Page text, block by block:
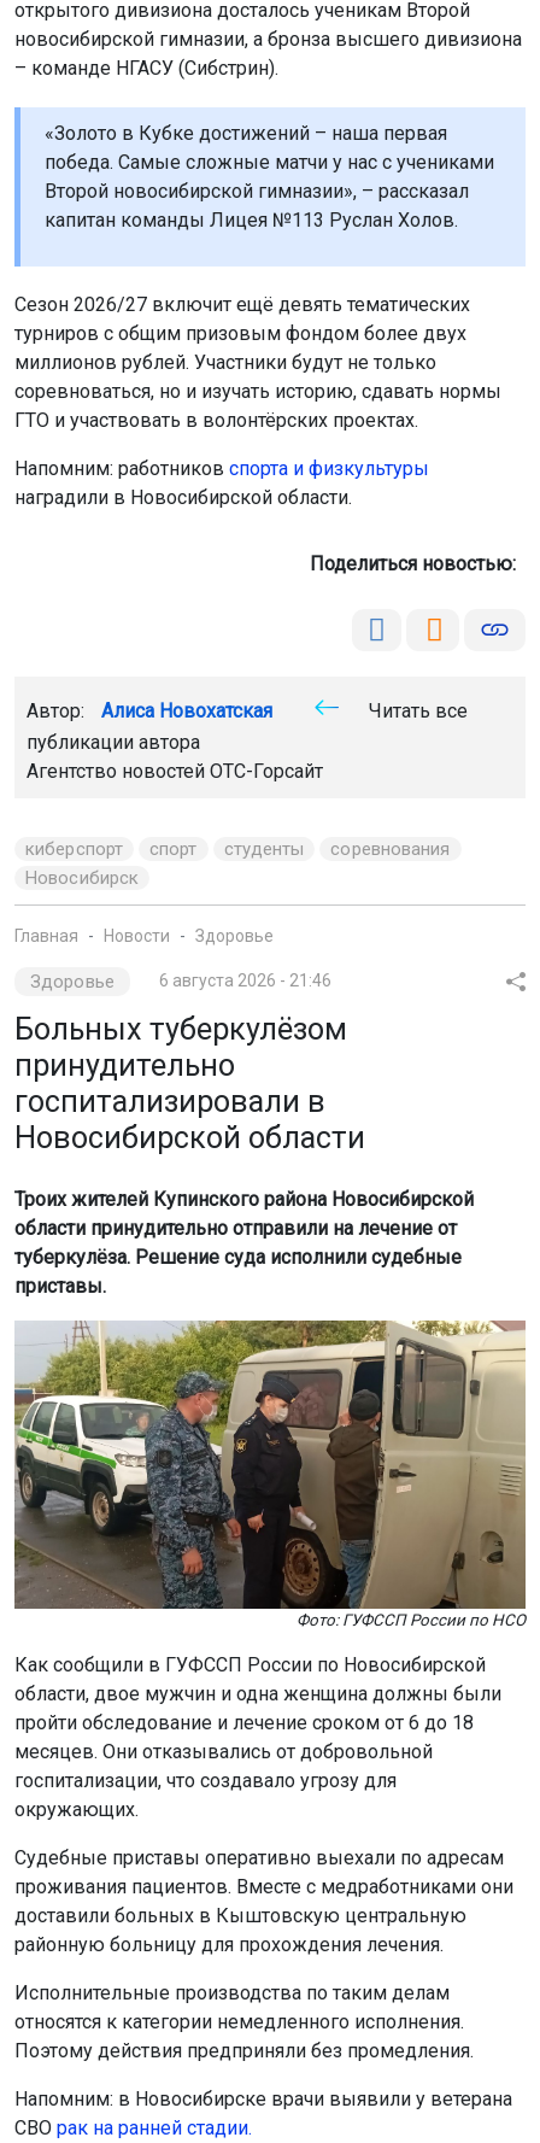
открытого дивизиона досталось ученикам Второй
новосибирской гимназии, а бронза высшего дивизиона
– команде НГАСУ (Сибстрин).
«Золото в Кубке достижений – наша первая
победа. Самые сложные матчи у нас с учениками
Второй новосибирской гимназии», – рассказал
капитан команды Лицея №113 Руслан Холов.
Сезон 2026/27 включит ещё девять тематических
турниров с общим призовым фондом более двух
миллионов рублей. Участники будут не только
соревноваться, но и изучать историю, сдавать нормы
ГТО и участвовать в волонтёрских проектах.
Напомним: работников спорта и физкультуры
наградили в Новосибирской области.
Поделиться новостью:
Автор: Алиса Новохатская
Читать все
публикации автора
Агентство новостей ОТС-Горсайт
киберспорт спорт студенты
соревнования
Новосибирск
Главная Новости Здоровье
Здоровье 6 августа 2026 - 21:46
Больных туберкулёзом
принудительно
госпитализировали в
Новосибирской области
Троих жителей Купинского района Новосибирской
области принудительно отправили на лечение от
туберкулёза. Решение суда исполнили судебные
приставы.
Фото: ГУФССП России по НСО
Как сообщили в ГУФССП России по Новосибирской
области, двое мужчин и одна женщина должны были
пройти обследование и лечение сроком от 6 до 18
месяцев. Они отказывались от добровольной
госпитализации, что создавало угрозу для
окружающих.
Судебные приставы оперативно выехали по адресам
проживания пациентов. Вместе с медработниками они
доставили больных в Кыштовскую центральную
районную больницу для прохождения лечения.
Исполнительные производства по таким делам
относятся к категории немедленного исполнения.
Поэтому действия предприняли без промедления.
Напомним: в Новосибирске врачи выявили у ветерана
СВО рак на ранней стадии.